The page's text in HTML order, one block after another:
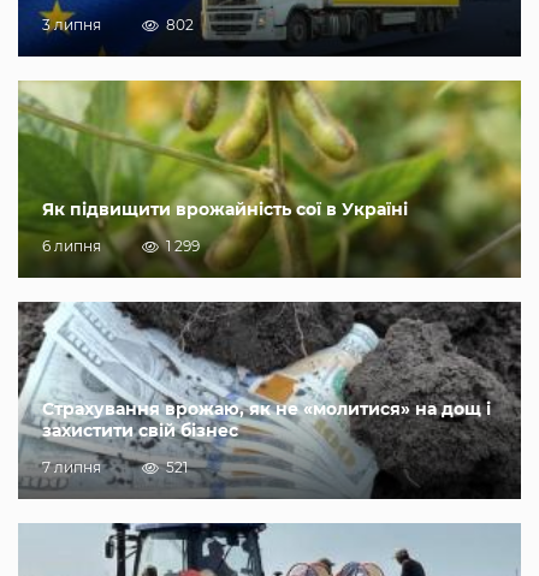
3 липня 802
Як підвищити врожайність сої в Україні
6 липня 1 299
Страхування врожаю, як не «молитися» на дощ і
захистити свій бізнес
7 липня 521